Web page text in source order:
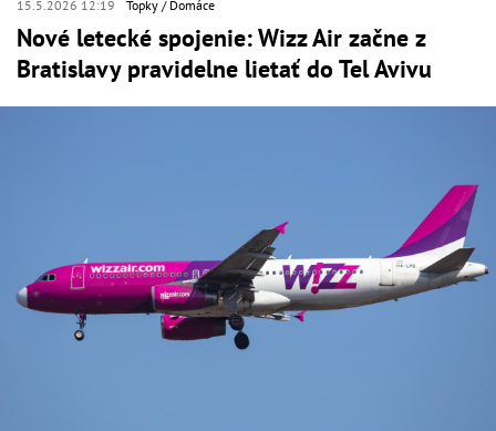
15.5.2026 12:19 Topky Domáce
Nové letecké spojenie: Wizz Air začne z
Bratislavy pravidelne lietať do Tel Avivu